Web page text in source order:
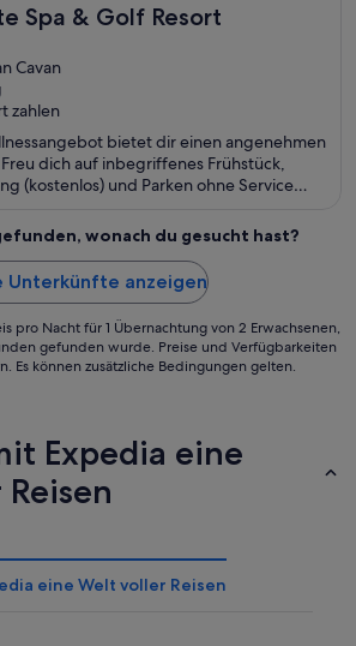
Spa & Golf Resort
Cavan
zahlen
bietet dir einen angenehmen
dich auf inbegriffenes Frühstück,
(kostenlos) und Parken ohne Service
beliebte Sehenswürdigkeiten – County
Farnham Lough – befinden sich in der
wonach du gesucht hast?
Unterkünfte anzeigen
pro Nacht für 1 Übernachtung von 2 Erwachsenen,
gefunden wurde. Preise und Verfügbarkeiten
Es können zusätzliche Bedingungen gelten.
Expedia eine
eine Welt voller Reisen